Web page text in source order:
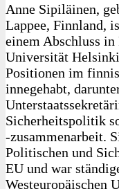
Anne Sipiläinen,
Lappee, Finnland,
einem Abschluss
Universität
Positionen im
innegehabt,
Sicherheitspolitik
-zusammenarbeit.
Politischen und
EU und war
Westeuropäischen